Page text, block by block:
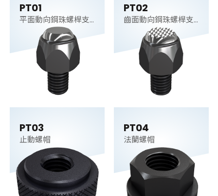
PT01
平面動向鋼珠螺桿支
PT02
齒面動向鋼珠螺桿支
PT03
止動螺帽
PT04
法蘭螺帽